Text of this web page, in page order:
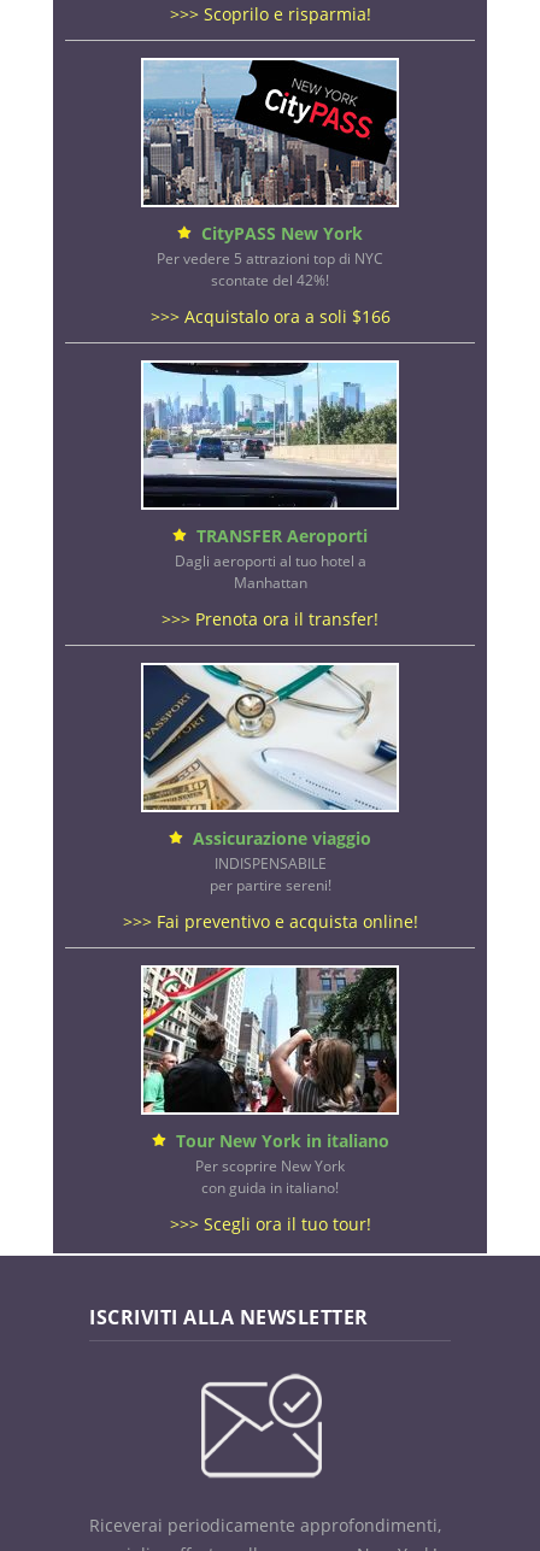
>>> Scoprilo e risparmia!
CityPASS New York
Per vedere 5 attrazioni top di NYC
scontate del 42%!
>>> Acquistalo ora a soli $166
TRANSFER Aeroporti
Dagli aeroporti al tuo hotel a
Manhattan
>>> Prenota ora il transfer!
Assicurazione viaggio
INDISPENSABILE
per partire sereni!
>>> Fai preventivo e acquista online!
Tour New York in italiano
Per scoprire New York
con guida in italiano!
>>> Scegli ora il tuo tour!
ISCRIVITI ALLA NEWSLETTER
Riceverai periodicamente approfondimenti,